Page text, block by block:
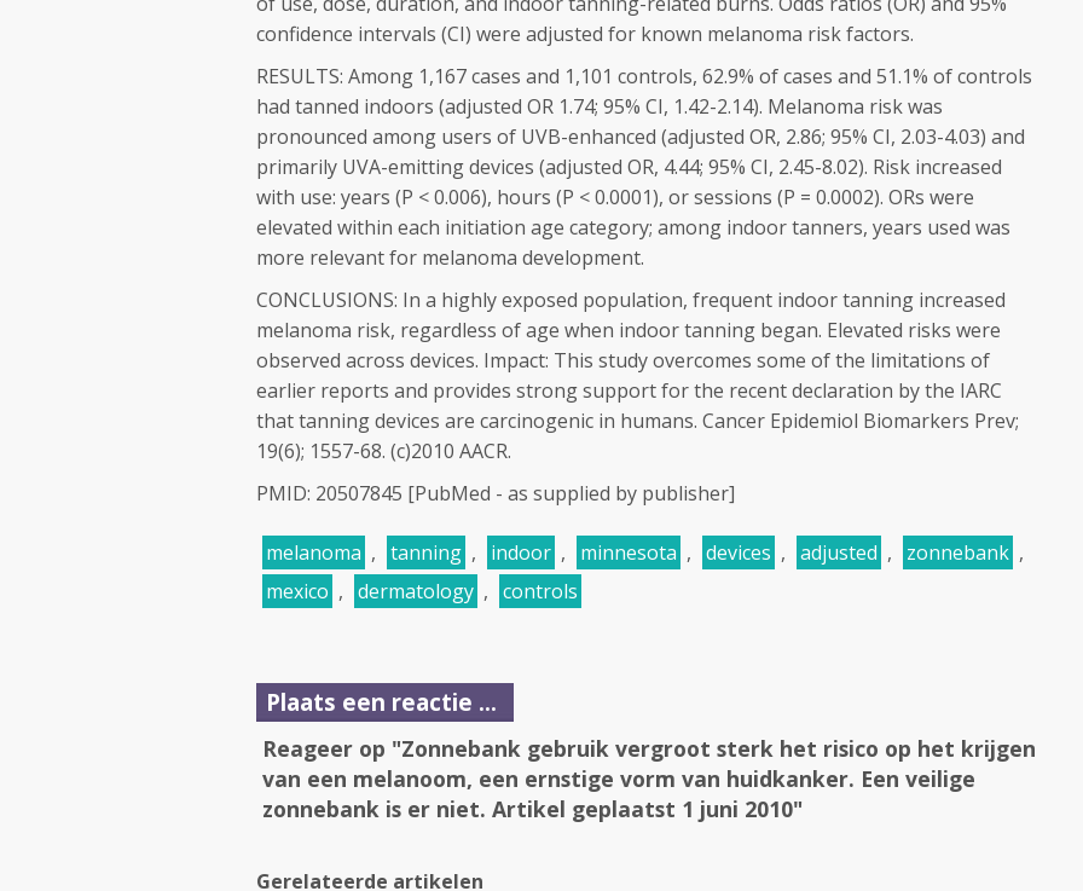
confidence intervals (CI) were adjusted for known melanoma risk factors.
RESULTS: Among 1,167 cases and 1,101 controls, 62.9% of cases and 51.1% of controls
had tanned indoors (adjusted OR 1.74; 95% CI, 1.42-2.14). Melanoma risk was
pronounced among users of UVB-enhanced (adjusted OR, 2.86; 95% CI, 2.03-4.03) and
primarily UVA-emitting devices (adjusted OR, 4.44; 95% CI, 2.45-8.02). Risk increased
with use: years (P < 0.006), hours (P < 0.0001), or sessions (P = 0.0002). ORs were
elevated within each initiation age category; among indoor tanners, years used was
more relevant for melanoma development.
CONCLUSIONS: In a highly exposed population, frequent indoor tanning increased
melanoma risk, regardless of age when indoor tanning began. Elevated risks were
observed across devices. Impact: This study overcomes some of the limitations of
earlier reports and provides strong support for the recent declaration by the IARC
that tanning devices are carcinogenic in humans. Cancer Epidemiol Biomarkers Prev;
19(6); 1557-68. (c)2010 AACR.
PMID: 20507845 [PubMed - as supplied by publisher]
melanoma , tanning , indoor , minnesota , devices , adjusted , zonnebank ,
mexico , dermatology , controls
Plaats een reactie ...
Reageer op "Zonnebank gebruik vergroot sterk het risico op het krijgen
van een melanoom, een ernstige vorm van huidkanker. Een veilige
zonnebank is er niet. Artikel geplaatst 1 juni 2010"
Gerelateerde artikelen